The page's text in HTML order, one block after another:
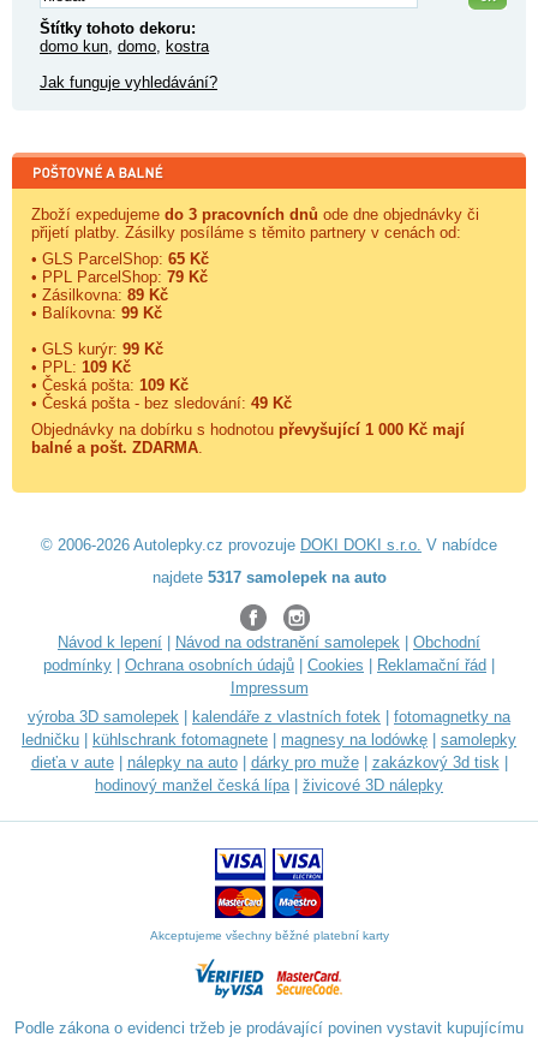
Štítky tohoto dekoru:
domo kun, domo, kostra
Jak funguje vyhledávání?
Zboží expedujeme do 3 pracovních dnů ode dne objednávky či
přijetí platby. Zásilky posíláme s těmito partnery v cenách od:
• GLS ParcelShop: 65 Kč
• PPL ParcelShop: 79 Kč
• Zásilkovna: 89 Kč
• Balíkovna: 99 Kč
• GLS kurýr: 99 Kč
• PPL: 109 Kč
• Česká pošta: 109 Kč
• Česká pošta - bez sledování: 49 Kč
Objednávky na dobírku s hodnotou převyšující 1 000 Kč mají
balné a pošt. ZDARMA.
© 2006-2026 Autolepky.cz provozuje DOKI DOKI s.r.o. V nabídce
najdete 5317 samolepek na auto
Návod k lepení Návod na odstranění samolepek
Obchodní
podmínky
Ochrana osobních údajů Cookies Reklamační řád
Impressum
výroba 3D samolepek
kalendáře z vlastních fotek
fotomagnetky na
ledničku
kühlschrank fotomagnete magnesy na lodówkę
samolepky
dieťa v aute| nálepky na auto| dárky pro muže| zakázkový 3d tisk|
hodinový manžel česká lípa| živicové 3D nálepky
Akceptujeme všechny běžné platební karty
Podle zákona o evidenci tržeb je prodávající povinen vystavit kupujícímu